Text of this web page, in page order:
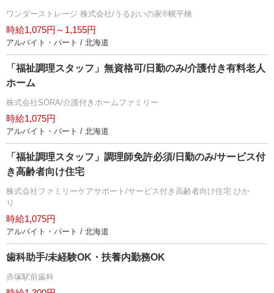
ワンダーストレージ 株式会社/うるおいの家®幌平橋
時給1,075円～1,155円
アルバイト・パート / 北海道
「福祉調理スタッフ」無資格可/日勤のみ/介護付き有料老人
ホーム
株式会社SORA/介護付きホームファミリー
時給1,075円
アルバイト・パート / 北海道
「福祉調理スタッフ」調理師免許必須/日勤のみ/サービス付
き高齢者向け住宅
株式会社ファミリーケアサポート/サービス付き高齢者向け住宅 ひか
り
時給1,075円
アルバイト・パート / 北海道
歯科助手/未経験OK・扶養内勤務OK
赤塚駅前歯科